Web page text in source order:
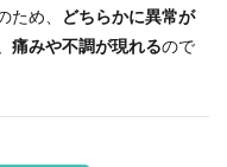
ため、
どちらかに異常が
痛みや不調が現れるので